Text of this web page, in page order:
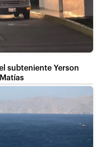
subteniente Yerson